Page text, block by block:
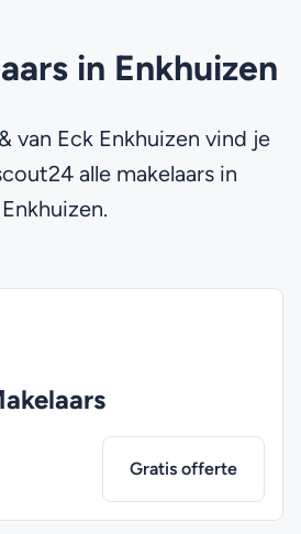
in Enkhuizen
van Eck Enkhuizen vind je
alle makelaars in
Enkhuizen.
Gratis offerte